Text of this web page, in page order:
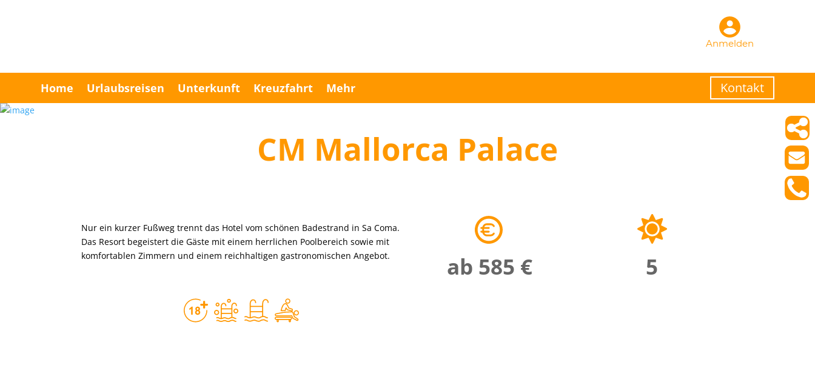
Anmelden
Home Urlaubsreisen Unterkunft Kreuzfahrt Mehr Kontakt
CM Mallorca Palace
Nur ein kurzer Fußweg trennt das Hotel vom schönen Badestrand in Sa Coma.
Das Resort begeistert die Gäste mit einem herrlichen Poolbereich sowie mit
komfortablen Zimmern und einem reichhaltigen gastronomischen Angebot.
ab 585 € 5